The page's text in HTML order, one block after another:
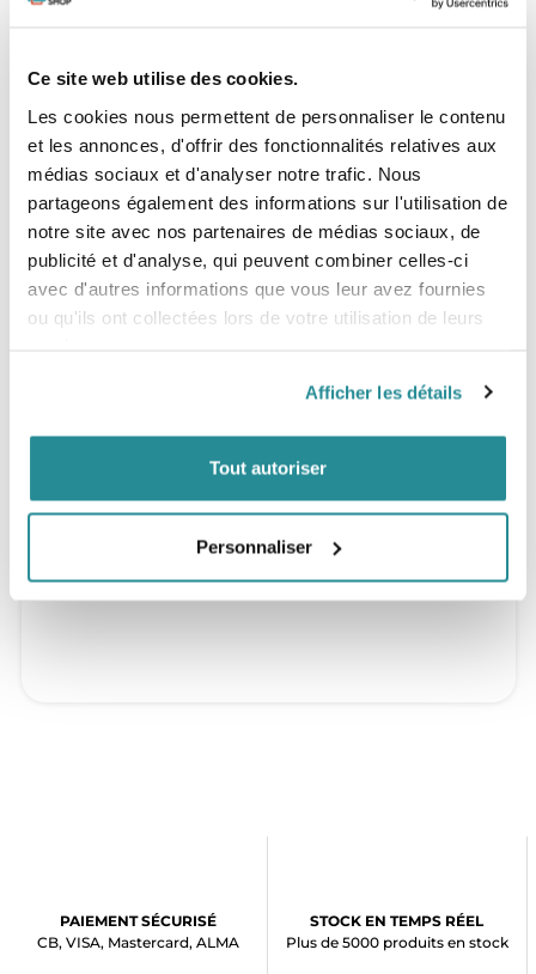
Ce site web utilise des cookies.
Les cookies nous permettent de personnaliser le contenu
et les annonces, d'offrir des fonctionnalités relatives aux
médias sociaux et d'analyser notre trafic. Nous
partageons également des informations sur l'utilisation de
notre site avec nos partenaires de médias sociaux, de
publicité et d'analyse, qui peuvent combiner celles-ci
avec d'autres informations que vous leur avez fournies
ou qu'ils ont collectées lors de votre utilisation de leurs
Afficher les détails
Tout autoriser
Personnaliser
Dimensions
75 L : 152, 4 x 61 x 10,7 cm
85 L : 157,5 x 66 x 10,9 cm
95 L : 170,2 x 69,9 x 10,7 cm
110 L : 177,8 x 73,7 x 10,9 cm
125 L : 193 x 78,7 x 11,2 cm
Vidéo
PAIEMENT SÉCURISÉ
CB, VISA, Mastercard, ALMA
STOCK EN TEMPS RÉEL
Plus de 5000 produits en stock